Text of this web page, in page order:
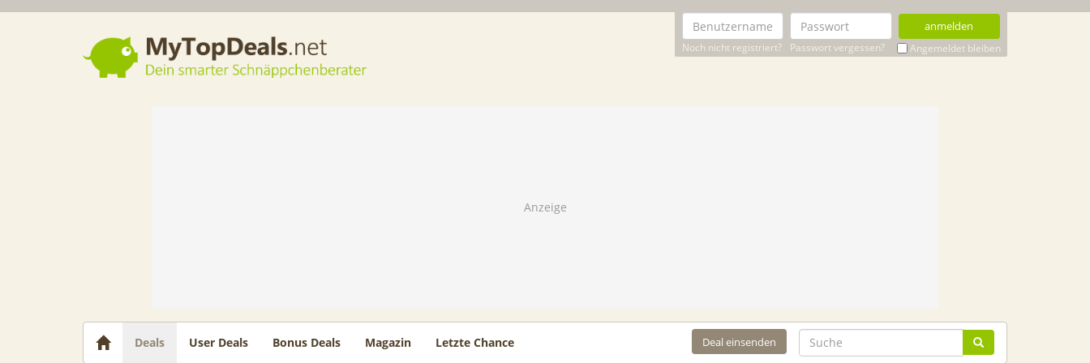
anmelden
Noch nicht registriert? Passwort vergessen? Angemeldet bleiben
Dein smarter Schnäppchenberater
Deals User Deals Bonus Deals Magazin Letzte Chance Deal einsenden